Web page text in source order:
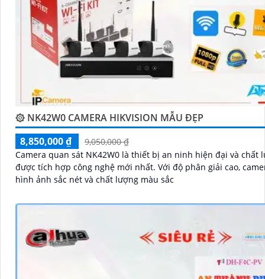
۞ NK42W0 CAMERA HIKVISION MẪU ĐẸP
8,850,000 ₫
9,050,000 ₫
Camera quan sát NK42W0 là thiết bị an ninh hiện đại và chất
được tích hợp công nghệ mới nhất. Với độ phân giải cao, camera cho
hình ảnh sắc nét và chất lượng màu sắc